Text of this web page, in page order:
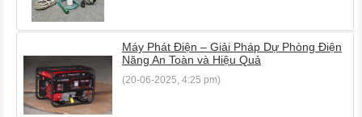
Máy Phát Điện – Giải Pháp Dự Phòng Điện
Năng An Toàn và Hiệu Quả
(20-06-2025, 4:25 pm)